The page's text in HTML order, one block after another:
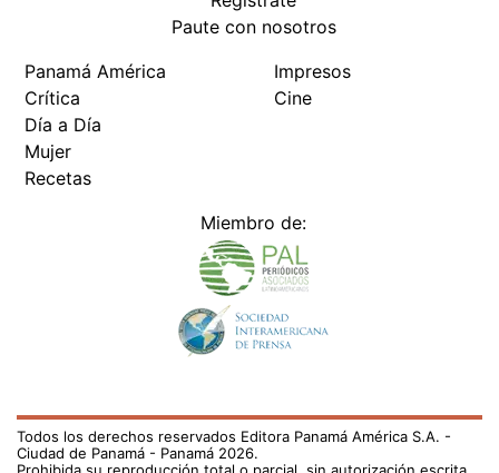
Paute con nosotros
Panamá América
Crítica
Día a Día
Mujer
Recetas
Impresos
Cine
Miembro de:
Todos los derechos reservados Editora Panamá América S.A. -
Ciudad de Panamá - Panamá 2026.
Prohibida su reproducción total o parcial, sin autorización escrita